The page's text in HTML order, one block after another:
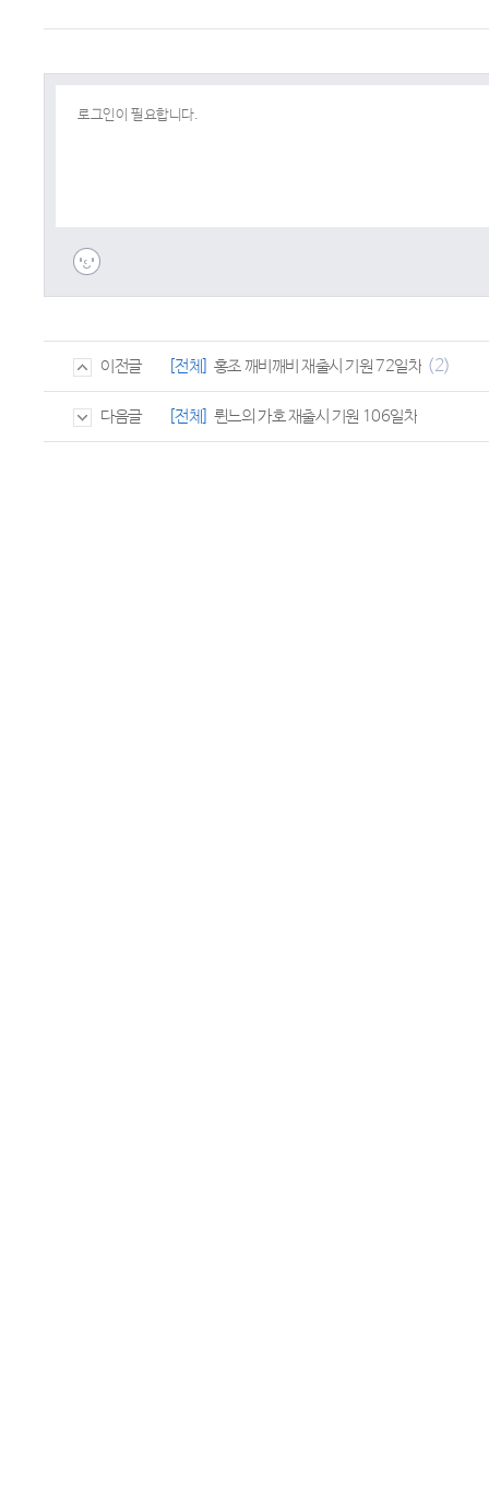
이전글 [전체] 홍조 깨비깨비 재출시 기원 72일차 (2)
다음글 [전체] 륀느의 가호 재출시 기원 106일차